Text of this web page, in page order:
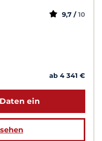
9,7 / 10
ab 4 341 €
ein